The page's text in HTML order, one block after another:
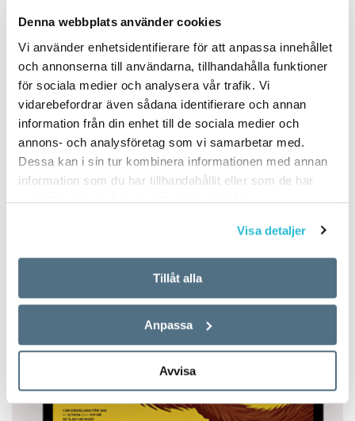
Denna webbplats använder cookies
Vi använder enhetsidentifierare för att anpassa innehållet
och annonserna till användarna, tillhandahålla funktioner
för sociala medier och analysera vår trafik. Vi
vidarebefordrar även sådana identifierare och annan
information från din enhet till de sociala medier och
annons- och analysföretag som vi samarbetar med.
Dessa kan i sin tur kombinera informationen med annan
information som du har tillhandahållit eller som de har
samlat in när du har använt deras tjänster.
Visa detaljer
Tillåt alla
Anpassa
Avvisa